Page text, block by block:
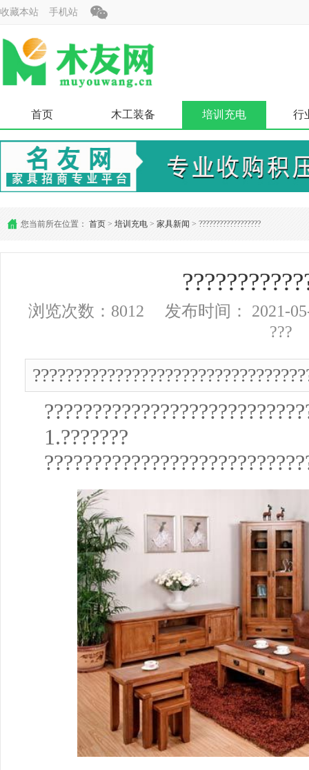
收藏本站 手机站
首页 木工装备 培训充电 行
您当前所在位置： 首页 > 培训充电 > 家具新闻 > ??????????????????
浏览次数：8012 发布时间： 2021-
???
1.???????